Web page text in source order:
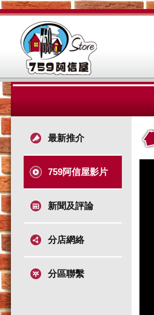
最新推介
759阿信屋影片
新聞及評論
分店網絡
分區聯繫